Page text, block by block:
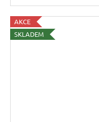
AKCE
SKLADEM